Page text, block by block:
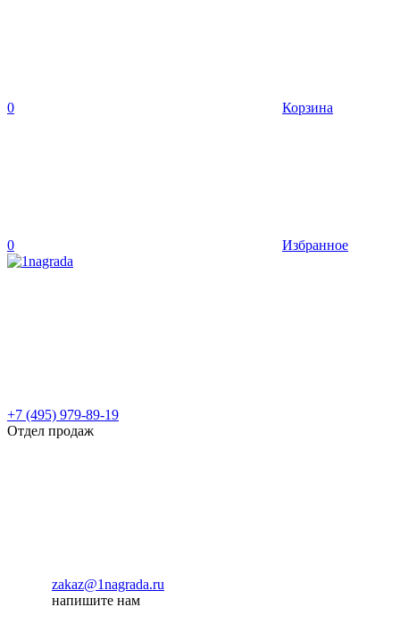
0 Корзина
0 Избранное
+7 (495) 979-89-19
Отдел продаж
zakaz@1nagrada.ru
напишите нам